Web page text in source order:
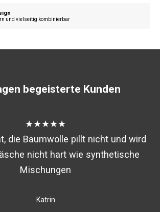
und vielseitig kombinierbar
begeisterte Kunden
★★★★★
die Baumwolle pillt nicht und wird
nicht hart wie synthetische
Mischungen
Katrin